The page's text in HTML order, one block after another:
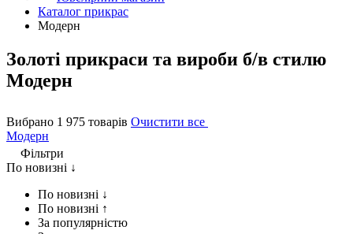
Каталог прикрас
Модерн
Золоті прикраси та вироби б/в стилю
Модерн
Вибрано 1 975 товарів Очистити все
Модерн
Фільтри
По новизні ↓
По новизні ↓
По новизні ↑
За популярністю